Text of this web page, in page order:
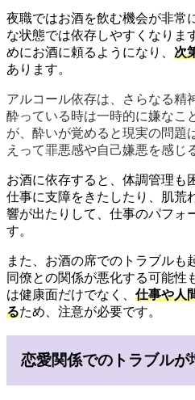
夜職ではお酒を飲む機会が非常
な状態では依存しやすくなりま
めにお酒に頼るようになり、 次
あります。
アルコール依存は、さらなる精
酔っている時は一時的に嫌なこ
が、酔いが覚めると現実の問題
えって罪悪感や自己嫌悪を感じ
お酒に依存すると、体調管理も
仕事に支障をきたしたり、肌荒
響が出たりして、仕事のパフォ
す。
また、お酒の席でのトラブルも
同僚との関係が悪化する可能性
は健康面だけでなく、 仕事や人
るため、注意が必要です。
恋愛関係でのトラブルが